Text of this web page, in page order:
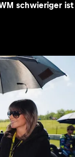
schwieriger ist